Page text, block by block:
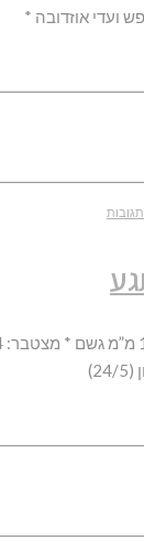
ועדי אוזדובה *
תגובות